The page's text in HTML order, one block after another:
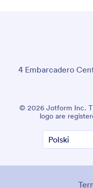
4 Embarcadero
© 2026 Jotform Inc.
logo are